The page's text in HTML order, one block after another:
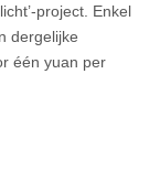
project. Enkel
dergelijke
één yuan per